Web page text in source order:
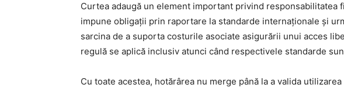
Curtea adaugă un element important privind
impune obligații prin raportare la standarde internaționale și
sarcina de a suporta costurile asociate asigurării unui acces
regulă se aplică inclusiv atunci când respectivele standarde
Cu toate acestea, hotărârea nu merge până la a valida